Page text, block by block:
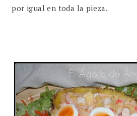
por igual en toda la pieza.